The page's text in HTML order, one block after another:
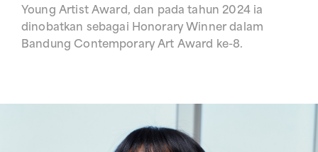
Young Artist Award, dan pada tahun 2024 ia
dinobatkan sebagai Honorary Winner dalam
Bandung Contemporary Art Award ke-8.